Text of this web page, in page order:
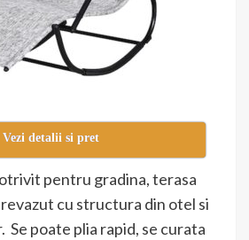
Vezi detalii si pret
pentru gradina, terasa
cu structura din otel si
poate plia rapid, se curata